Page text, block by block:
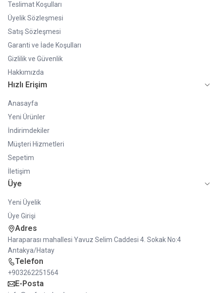
Teslimat Koşulları
Üyelik Sözleşmesi
Satış Sözleşmesi
Garanti ve İade Koşulları
Gizlilik ve Güvenlik
Hakkımızda
Hızlı Erişim
Anasayfa
Yeni Ürünler
İndirimdekiler
Müşteri Hizmetleri
Sepetim
İletişim
Üye
Yeni Üyelik
Üye Girişi
Adres
Haraparası mahallesi Yavuz Selim Caddesi 4. Sokak No:4
Antakya/Hatay
Telefon
+903262251564
E-Posta